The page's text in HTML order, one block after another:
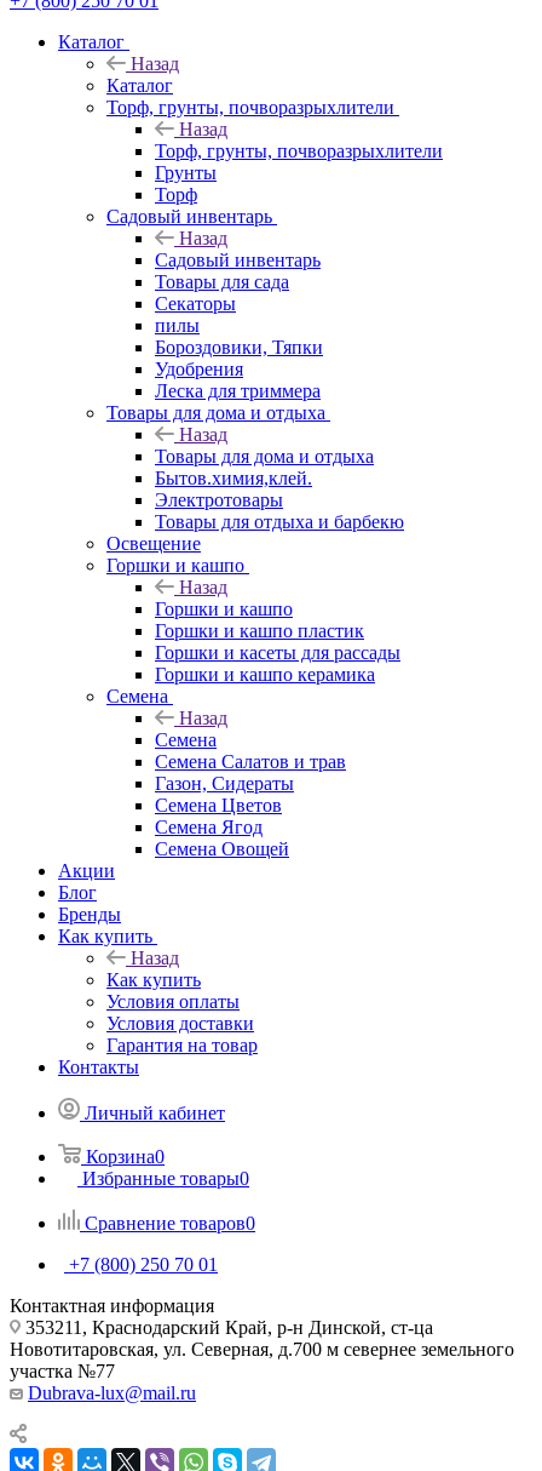
Каталог
Назад
Каталог
Торф, грунты, почворазрыхлители
Назад
Торф, грунты, почворазрыхлители
Грунты
Торф
Садовый инвентарь
Назад
Садовый инвентарь
Товары для сада
Секаторы
пилы
Бороздовики, Тяпки
Удобрения
Леска для триммера
Товары для дома и отдыха
Назад
Товары для дома и отдыха
Бытов.химия,клей.
Электротовары
Товары для отдыха и барбекю
Освещение
Горшки и кашпо
Назад
Горшки и кашпо
Горшки и кашпо пластик
Горшки и касеты для рассады
Горшки и кашпо керамика
Семена
Назад
Семена
Семена Салатов и трав
Газон, Сидераты
Семена Цветов
Семена Ягод
Семена Овощей
Акции
Блог
Бренды
Как купить
Назад
Как купить
Условия оплаты
Условия доставки
Гарантия на товар
Контакты
Личный кабинет
Корзина0
Избранные товары0
Сравнение товаров0
+7 (800) 250 70 01
Контактная информация
353211, Краснодарский Край, р-н Динской, ст-ца
Новотитаровская, ул. Северная, д.700 м севернее земельного
участка №77
Dubrava-lux@mail.ru